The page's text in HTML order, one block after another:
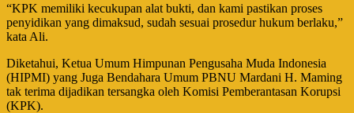
“KPK memiliki kecukupan alat bukti, dan kami pastikan proses
penyidikan yang dimaksud, sudah sesuai prosedur hukum berlaku,”
kata Ali.
Diketahui, Ketua Umum Himpunan Pengusaha Muda Indonesia
(HIPMI) yang Juga Bendahara Umum PBNU Mardani H. Maming
tak terima dijadikan tersangka oleh Komisi Pemberantasan Korupsi
(KPK).